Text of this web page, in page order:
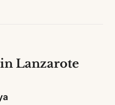
Lanzarote